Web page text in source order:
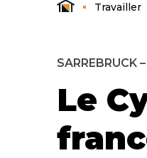
Travailler
SARREBRUCK
Le